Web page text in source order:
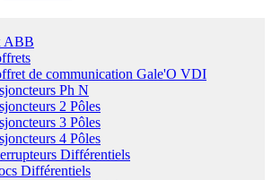
ABB
de communication Gale'O VDI
Ph N
2 Pôles
3 Pôles
4 Pôles
Différentiels
Différentiels